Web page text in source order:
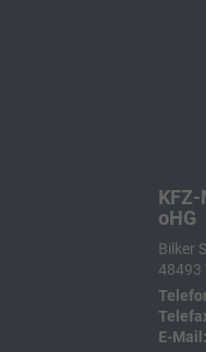
oHG
Bilker
48493
E-Mail: